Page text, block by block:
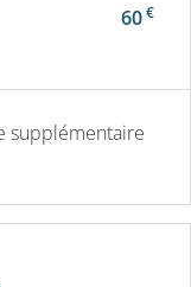
60€
supplémentaire